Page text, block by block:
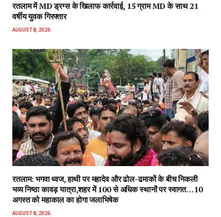
रतलाम में MD ड्रग्स के खिलाफ कार्रवाई, 15 ग्राम MD के साथ 21
वर्षीय युवक गिरफ्तार
AUGUST 8, 2026
रतलाम: भगवा ध्वज, हाथी पर महादेव और ढोल-ढमाकों के बीच निकली
भव्य निष्ठा कावड़ यात्रा,शहर में 100 से अधिक स्थानों पर स्वागत…10
अगस्त को महाकाल का होगा जलाभिषेक
AUGUST 8, 2026